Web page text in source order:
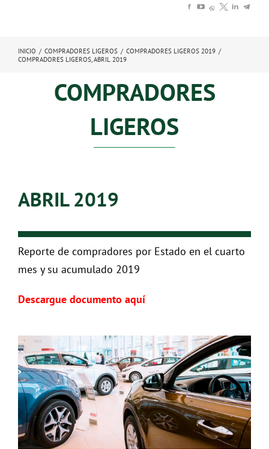
INICIO / COMPRADORES LIGEROS / COMPRADORES LIGEROS 2019 /
COMPRADORES LIGEROS, ABRIL 2019
COMPRADORES
LIGEROS
ABRIL 2019
Reporte de compradores por Estado en el cuarto
mes y su acumulado 2019
Descargue documento aquí